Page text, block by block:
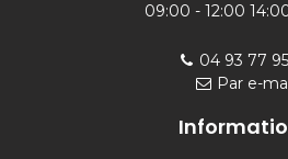
09:00 - 12:00
04 93 77
Par e-